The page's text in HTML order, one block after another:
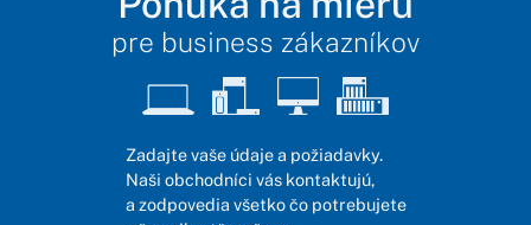
pre business zákazníkov
Zadajte vaše údaje a požiadavky.
Naši obchodníci vás kontaktujú,
a zodpovedia všetko čo potrebujete